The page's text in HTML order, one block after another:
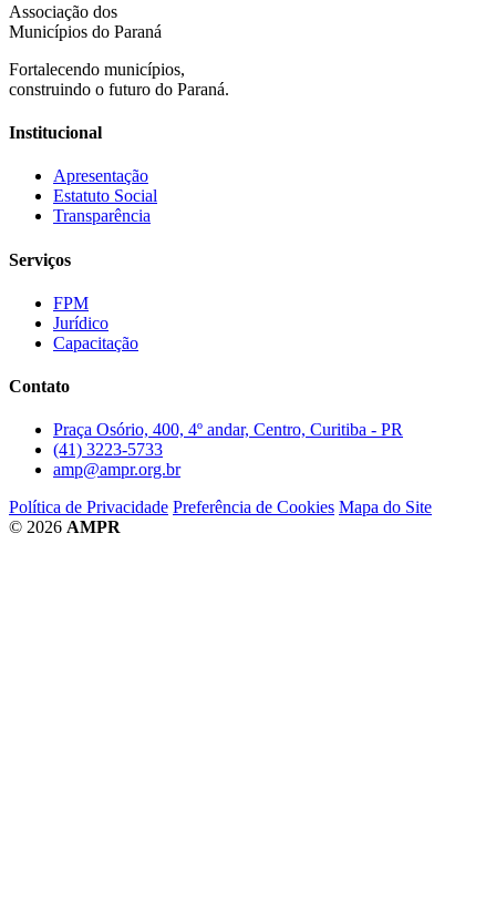
Associação dos
Municípios do Paraná
Fortalecendo municípios,
construindo o futuro do Paraná.
Institucional
Apresentação
Estatuto Social
Transparência
Serviços
FPM
Jurídico
Capacitação
Contato
Praça Osório, 400, 4º andar, Centro, Curitiba - PR
(41) 3223-5733
amp@ampr.org.br
Política de Privacidade Preferência de Cookies Mapa do Site
© 2026 AMPR